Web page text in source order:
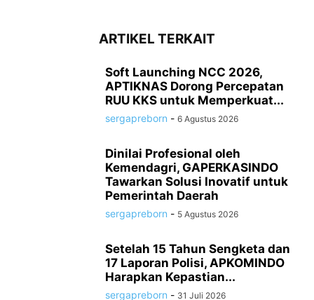
ARTIKEL TERKAIT
Soft Launching NCC 2026,
APTIKNAS Dorong Percepatan
RUU KKS untuk Memperkuat...
sergapreborn - 6 Agustus 2026
Dinilai Profesional oleh
Kemendagri, GAPERKASINDO
Tawarkan Solusi Inovatif untuk
Pemerintah Daerah
sergapreborn - 5 Agustus 2026
Setelah 15 Tahun Sengketa dan
17 Laporan Polisi, APKOMINDO
Harapkan Kepastian...
sergapreborn - 31 Juli 2026